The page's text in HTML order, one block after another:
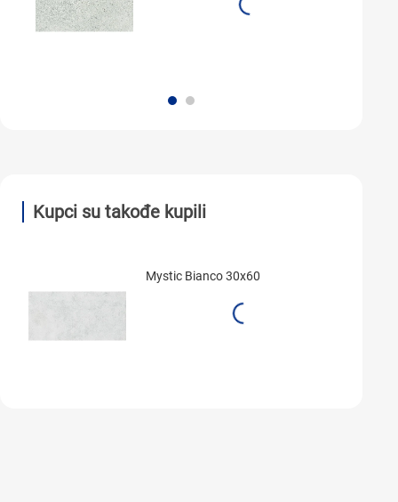
Kupci su takođe kupili
Mystic Bianco 30x60